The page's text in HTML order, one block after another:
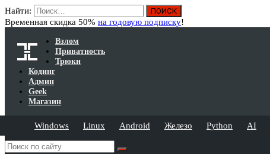
Найти:
Временная скидка 50% на годовую подписку!
Взлом
Приватность
Трюки
Кодинг
Админ
Geek
Магазин
Windows Linux Android Железо Python AI